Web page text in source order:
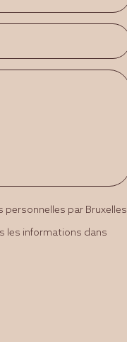
par Bruxelles
les informations dans